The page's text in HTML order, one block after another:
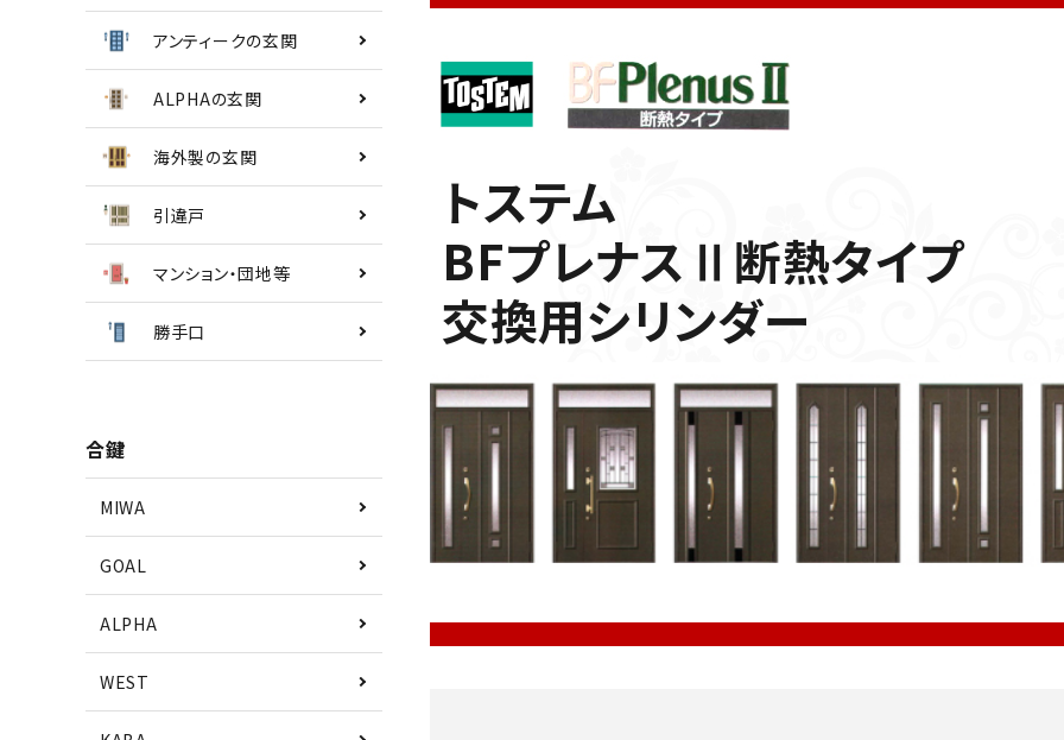
アンティークの玄関
ALPHAの玄関
海外製の玄関
引違戸
マンション・団地等
勝手口
合鍵
MIWA
GOAL
ALPHA
WEST
トステム
BFプレナスⅡ断熱タイプ
交換用シリンダー